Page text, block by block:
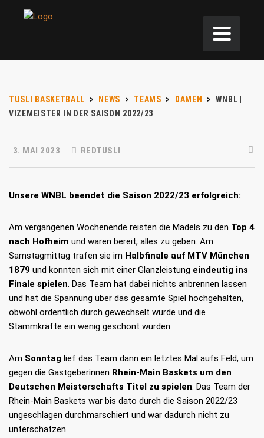
TUSLI BASKETBALL > NEWS > TEAMS > DAMEN > WNBL |
VIZEMEISTER IN DER SAISON 2022/23
3. MAI 2023 REDTUSLI
Unsere WNBL beendet die Saison 2022/23 erfolgreich:
Am vergangenen Wochenende reisten die Mädels zu den Top 4
nach Hofheim und waren bereit, alles zu geben. Am
Samstagmittag trafen sie im Halbfinale auf MTV München
1879 und konnten sich mit einer Glanzleistung eindeutig ins
Finale spielen. Das Team hat dabei nichts anbrennen lassen
und hat die Spannung über das gesamte Spiel hochgehalten,
obwohl ordentlich durch gewechselt wurde und die
Stammkräfte ein wenig geschont wurden.
Am Sonntag lief das Team dann ein letztes Mal aufs Feld, um
gegen die Gastgeberinnen Rhein-Main Baskets um den
Deutschen Meisterschafts Titel zu spielen. Das Team der
Rhein-Main Baskets war bis dato durch die Saison 2022/23
ungeschlagen durchmarschiert und war dadurch nicht zu
unterschätzen.